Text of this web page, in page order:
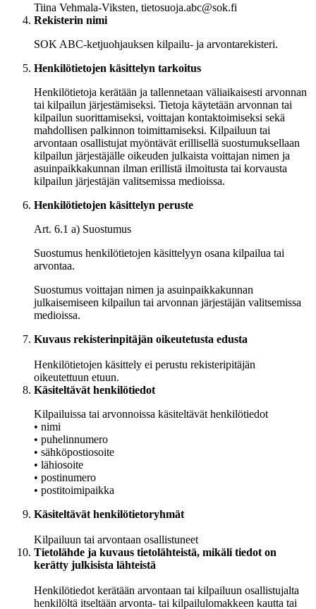
Tiina Vehmala-Viksten, tietosuoja.abc@sok.fi
Rekisterin nimi
SOK ABC-ketjuohjauksen kilpailu- ja arvontarekisteri.
Henkilötietojen käsittelyn tarkoitus
Henkilötietoja kerätään ja tallennetaan väliaikaisesti arvonnan
tai kilpailun järjestämiseksi. Tietoja käytetään arvonnan tai
kilpailun suorittamiseksi, voittajan kontaktoimiseksi sekä
mahdollisen palkinnon toimittamiseksi. Kilpailuun tai
arvontaan osallistujat myöntävät erillisellä suostumuksellaan
kilpailun järjestäjälle oikeuden julkaista voittajan nimen ja
asuinpaikkakunnan ilman erillistä ilmoitusta tai korvausta
kilpailun järjestäjän valitsemissa medioissa.
Henkilötietojen käsittelyn peruste
Art. 6.1 a) Suostumus
Suostumus henkilötietojen käsittelyyn osana kilpailua tai
arvontaa.
Suostumus voittajan nimen ja asuinpaikkakunnan
julkaisemiseen kilpailun tai arvonnan järjestäjän valitsemissa
medioissa.
Kuvaus rekisterinpitäjän oikeutetusta edusta
Henkilötietojen käsittely ei perustu rekisteripitäjän
oikeutettuun etuun.
Käsiteltävät henkilötiedot
Kilpailuissa tai arvonnoissa käsiteltävät henkilötiedot
• nimi
• puhelinnumero
• sähköpostiosoite
• lähiosoite
• postinumero
• postitoimipaikka
Käsiteltävät henkilötietoryhmät
Kilpailuun tai arvontaan osallistuneet
Tietolähde ja kuvaus tietolähteistä, mikäli tiedot on
kerätty julkisista lähteistä
Henkilötiedot kerätään arvontaan tai kilpailuun osallistujalta
henkilöltä itseltään arvonta- tai kilpailulomakkeen kautta tai